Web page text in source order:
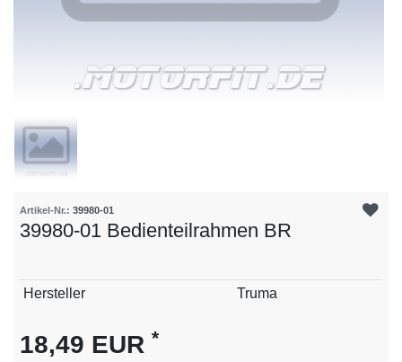
Artikel-Nr.: 39980-01
39980-01 Bedienteilrahmen BR
Technisches
Wert
Hersteller Truma
18,49 EUR *